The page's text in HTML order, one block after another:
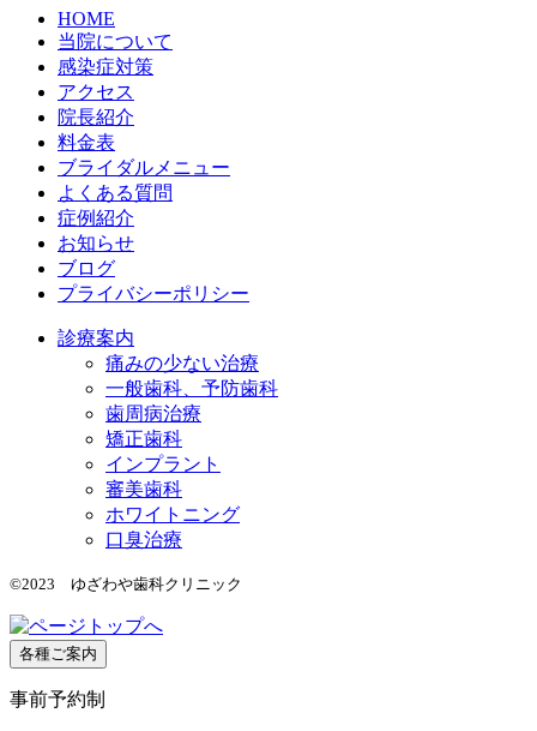
HOME
当院について
感染症対策
アクセス
院長紹介
料金表
ブライダルメニュー
よくある質問
症例紹介
お知らせ
ブログ
プライバシーポリシー
診療案内
痛みの少ない治療
一般歯科、予防歯科
歯周病治療
矯正歯科
インプラント
審美歯科
ホワイトニング
口臭治療
©2023 ゆざわや歯科クリニック
各種ご案内
事前予約制